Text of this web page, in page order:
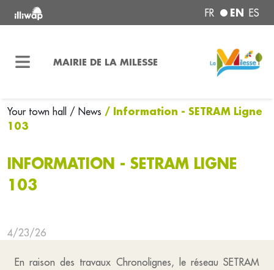
FR EN ES
MAIRIE DE LA MILESSE
Your town hall / News / Information - SETRAM Ligne
103
INFORMATION - SETRAM LIGNE
103
4/23/26
En raison des travaux Chronolignes, le réseau SETRAM